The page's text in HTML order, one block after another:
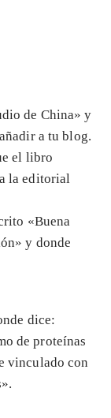
de China» y
a tu blog.
el libro
la editorial
«Buena
y donde
dice:
de proteínas
vinculado con